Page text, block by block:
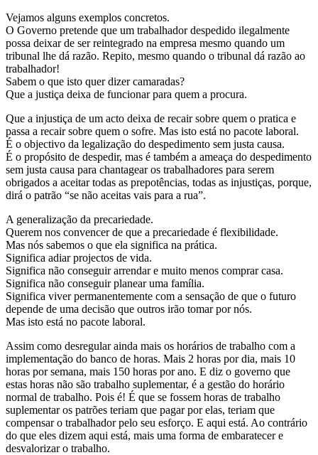
Vejamos alguns exemplos concretos.
O Governo pretende que um trabalhador despedido ilegalmente
possa deixar de ser reintegrado na empresa mesmo quando um
tribunal lhe dá razão. Repito, mesmo quando o tribunal dá razão ao
trabalhador!
Sabem o que isto quer dizer camaradas?
Que a justiça deixa de funcionar para quem a procura.
Que a injustiça de um acto deixa de recair sobre quem o pratica e
passa a recair sobre quem o sofre. Mas isto está no pacote laboral.
É o objectivo da legalização do despedimento sem justa causa.
É o propósito de despedir, mas é também a ameaça do despedimento
sem justa causa para chantagear os trabalhadores para serem
obrigados a aceitar todas as prepotências, todas as injustiças, porque,
dirá o patrão “se não aceitas vais para a rua”.
A generalização da precariedade.
Querem nos convencer de que a precariedade é flexibilidade.
Mas nós sabemos o que ela significa na prática.
Significa adiar projectos de vida.
Significa não conseguir arrendar e muito menos comprar casa.
Significa não conseguir planear uma família.
Significa viver permanentemente com a sensação de que o futuro
depende de uma decisão que outros irão tomar por nós.
Mas isto está no pacote laboral.
Assim como desregular ainda mais os horários de trabalho com a
implementação do banco de horas. Mais 2 horas por dia, mais 10
horas por semana, mais 150 horas por ano. E diz o governo que
estas horas não são trabalho suplementar, é a gestão do horário
normal de trabalho. Pois é! É que se fossem horas de trabalho
suplementar os patrões teriam que pagar por elas, teriam que
compensar o trabalhador pelo seu esforço. E aqui está. Ao contrário
do que eles dizem aqui está, mais uma forma de embaratecer e
desvalorizar o trabalho.